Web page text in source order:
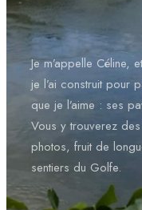
Je m’appelle Céline,
je l’ai construit pour
que je l’aime : ses
Vous y trouverez
photos, fruit de
sentiers du Golfe.